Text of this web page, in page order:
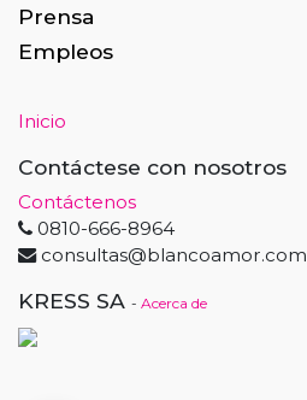
Prensa
Empleos
Inicio
Contáctese con nosotros
Contáctenos
0810-666-8964
consultas@blancoamor.com
KRESS SA - Acerca de